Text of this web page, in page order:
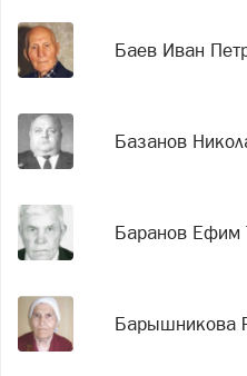
Баев Иван
Базанов
Баранов Ефим
Барышникова